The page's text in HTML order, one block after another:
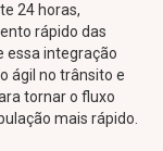
24 horas,
rápido das
essa integração
ágil no trânsito e
tornar o fluxo
mais rápido.